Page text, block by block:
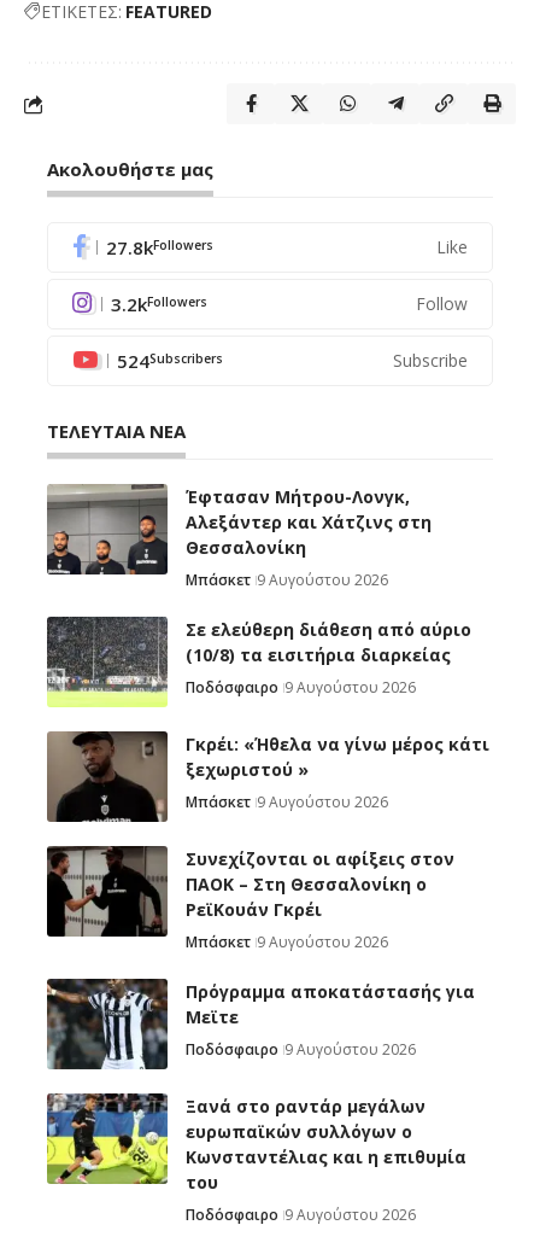
ΕΤΙΚΕΤΕΣ: FEATURED
Ακολουθήστε μας
27.8kFollowers Like
3.2kFollowers Follow
524Subscribers Subscribe
ΤΕΛΕΥΤΑΙΑ ΝΕΑ
Έφτασαν Μήτρου-Λονγκ,
Αλεξάντερ και Χάτζινς στη
Θεσσαλονίκη
Μπάσκετ 9 Αυγούστου 2026
Σε ελεύθερη διάθεση από αύριο
(10/8) τα εισιτήρια διαρκείας
Ποδόσφαιρο 9 Αυγούστου 2026
Γκρέι: «Ήθελα να γίνω μέρος κάτι
ξεχωριστού »
Μπάσκετ 9 Αυγούστου 2026
Συνεχίζονται οι αφίξεις στον
ΠΑΟΚ – Στη Θεσσαλονίκη ο
ΡεϊΚουάν Γκρέι
Μπάσκετ 9 Αυγούστου 2026
Πρόγραμμα αποκατάστασής για
Μεϊτε
Ποδόσφαιρο 9 Αυγούστου 2026
Ξανά στο ραντάρ μεγάλων
ευρωπαϊκών συλλόγων ο
Κωνσταντέλιας και η επιθυμία
του
Ποδόσφαιρο 9 Αυγούστου 2026